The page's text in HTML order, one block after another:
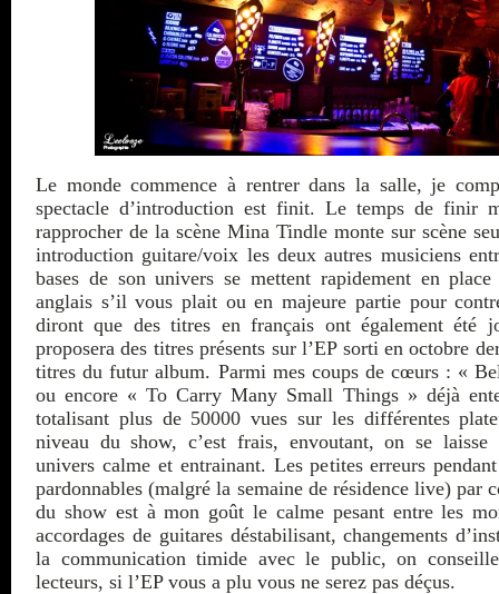
Le monde commence à rentrer dans la salle, je
spectacle d’introduction est finit. Le temps de finir
rapprocher de la scène Mina Tindle monte sur scène
introduction guitare/voix les deux autres musiciens
bases de son univers se mettent rapidement en
anglais s’il vous plait ou en majeure partie pour
diront que des titres en français ont également été
proposera des titres présents sur l’EP sorti en octobre
titres du futur album. Parmi mes coups de cœurs : «
ou encore « To Carry Many Small Things » déjà
totalisant plus de 50000 vues sur les différentes
niveau du show, c’est frais, envoutant, on se laisse
univers calme et entrainant. Les petites erreurs
pardonnables (malgré la semaine de résidence live) par
du show est à mon goût le calme pesant entre les
accordages de guitares déstabilisant, changements
la communication timide avec le public, on
lecteurs, si l’EP vous a plu vous ne serez pas déçus.